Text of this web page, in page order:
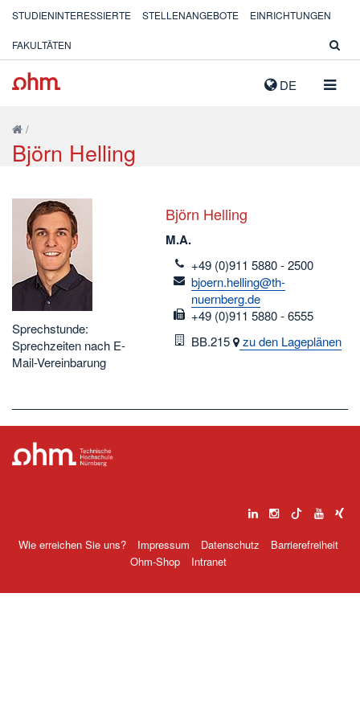
DE
STUDIENINTERESSIERTE STELLENANGEBOTE EINRICHTUNGEN
FAKULTÄTEN
/
Björn Helling
Sprechstunde:
Sprechzeiten nach E-
Mail-Vereinbarung
Björn Helling
M.A.
telefon
+49 (0)911 5880 - 2500
email
bjoern.helling@th-
nuernberg.de
fax
+49 (0)911 5880 - 6555
Raum
BB.215 zu den Lageplänen
Wie erreichen Sie uns? Impressum Datenschutz
Barrierefreiheit
Ohm-Shop
Intranet